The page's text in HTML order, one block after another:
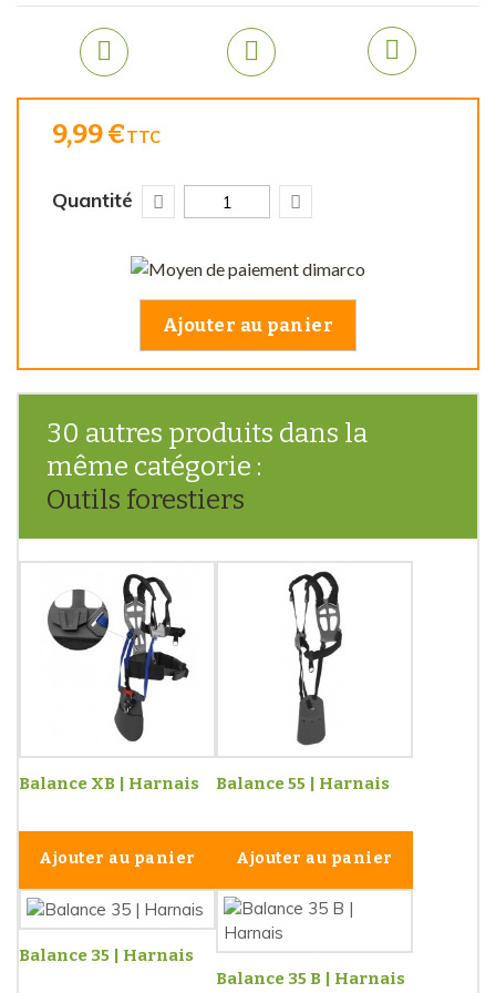
9,99 €TTC
Quantité
Ajouter au panier
30 autres produits dans la
même catégorie :
Outils forestiers
Balance XB | Harnais
Ajouter au panier
Balance 55 | Harnais
Ajouter au panier
Balance 35 | Harnais
Balance 35 B | Harnais